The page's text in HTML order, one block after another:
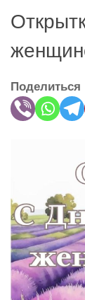
Поделиться